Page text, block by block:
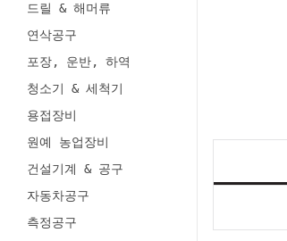
드릴 & 해머류
연삭공구
포장, 운반, 하역
청소기 & 세척기
용접장비
원예 농업장비
건설기계 & 공구
자동차공구
측정공구